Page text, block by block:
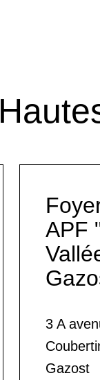
APF
3 A
Gazost